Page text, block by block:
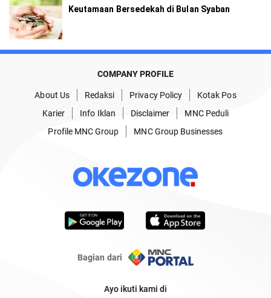
Keutamaan Bersedekah di Bulan Syaban
COMPANY PROFILE
About Us Redaksi Privacy Policy
Kotak Pos
Karier
Info Iklan Disclaimer
MNC Peduli
Profile MNC Group
MNC Group Businesses
Bagian dari
Ayo ikuti kami di